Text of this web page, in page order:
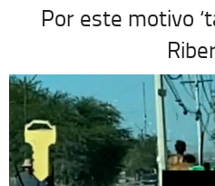
Por este motivo